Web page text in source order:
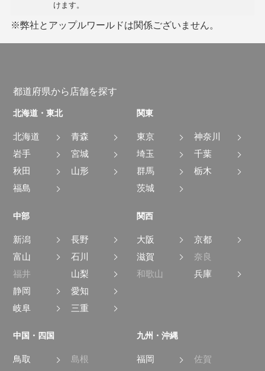
けます。
※弊社とアップルワールドは関係ございません。
都道府県から店舗を探す
北海道・東北
北海道
青森
岩手
宮城
秋田
山形
福島
関東
東京
神奈川
埼玉
千葉
群馬
栃木
茨城
中部
新潟
長野
富山
石川
福井
山梨
静岡
愛知
岐阜
三重
関西
大阪
京都
滋賀
奈良
和歌山
兵庫
中国・四国
鳥取
島根
九州・沖縄
福岡
佐賀